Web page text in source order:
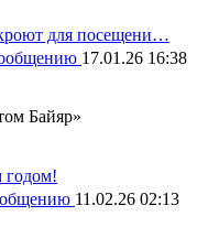
для посещени…
17.01.26 16:38
Байяр»
годом!
11.02.26 02:13